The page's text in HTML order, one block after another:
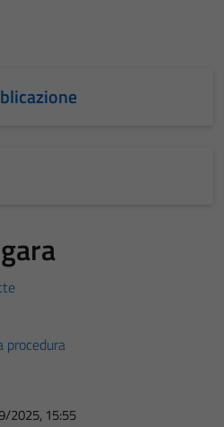
procedura
2025, 15:55